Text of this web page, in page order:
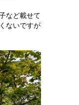
など載せて
ないですが